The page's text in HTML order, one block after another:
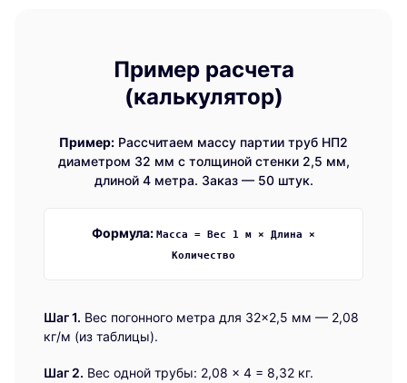
Пример расчета
(калькулятор)
Пример: Рассчитаем массу партии труб НП2
диаметром 32 мм с толщиной стенки 2,5 мм,
длиной 4 метра. Заказ — 50 штук.
Формула: Масса = Вес 1 м × Длина ×
Количество
Шаг 1. Вес погонного метра для 32×2,5 мм — 2,08
кг/м (из таблицы).
Шаг 2. Вес одной трубы: 2,08 × 4 = 8,32 кг.